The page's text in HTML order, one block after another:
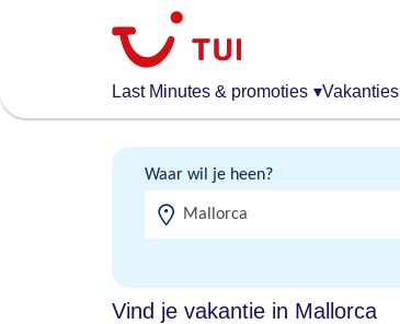
algemene
Last Minutes & promoties ▾Vakanties
Waar wil je heen?
Vind je vakantie in Mallorca